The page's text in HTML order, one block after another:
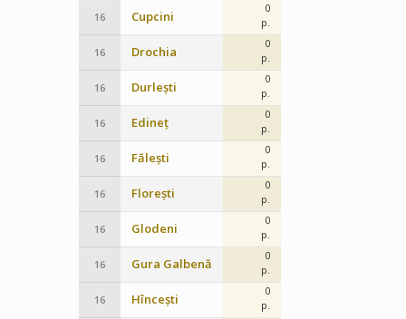
16 Cupcini
0
p.
16 Drochia
0
p.
16 Durlești
0
p.
16 Edineț
0
p.
16 Fălești
0
p.
16 Florești
0
p.
16 Glodeni
0
p.
16 Gura Galbenă
0
p.
16 Hîncești
0
p.